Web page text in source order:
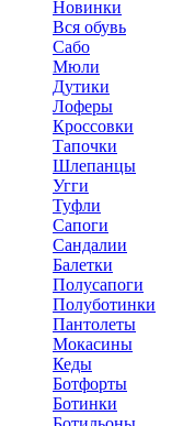
Новинки
Вся обувь
Сабо
Мюли
Дутики
Лоферы
Кроссовки
Тапочки
Шлепанцы
Угги
Туфли
Сапоги
Сандалии
Балетки
Полусапоги
Полуботинки
Пантолеты
Мокасины
Кеды
Ботфорты
Ботинки